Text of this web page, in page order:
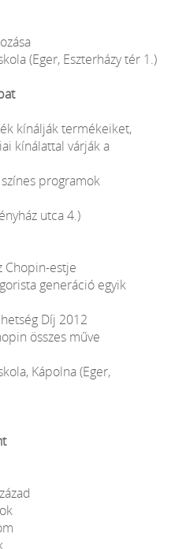
(Eger, Eszterházy tér 1.)
kínálják termékeiket,
kínálattal várják a
programok
utca 4.)
Chopin-estje
generáció egyik
Díj 2012
összes műve
Kápolna (Eger,